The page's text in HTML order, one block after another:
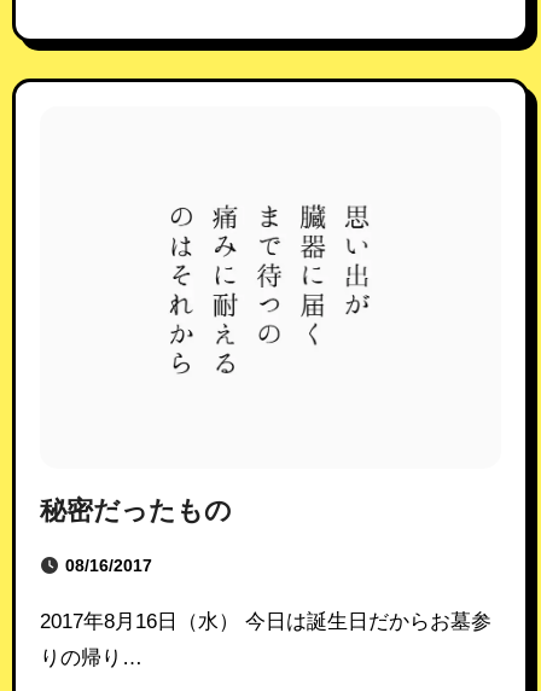
秘密だったもの
08/16/2017
2017年8月16日（水） 今日は誕生日だからお墓参
りの帰り…